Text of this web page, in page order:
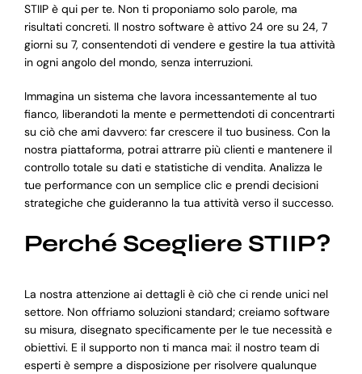
STIIP è qui per te. Non ti proponiamo solo parole, ma
risultati concreti. Il nostro software è attivo 24 ore su 24, 7
giorni su 7, consentendoti di vendere e gestire la tua attività
in ogni angolo del mondo, senza interruzioni.
Immagina un sistema che lavora incessantemente al tuo
fianco, liberandoti la mente e permettendoti di concentrarti
su ciò che ami davvero: far crescere il tuo business. Con la
nostra piattaforma, potrai attrarre più clienti e mantenere il
controllo totale su dati e statistiche di vendita. Analizza le
tue performance con un semplice clic e prendi decisioni
strategiche che guideranno la tua attività verso il successo.
Perché Scegliere STIIP?
La nostra attenzione ai dettagli è ciò che ci rende unici nel
settore. Non offriamo soluzioni standard; creiamo software
su misura, disegnato specificamente per le tue necessità e
obiettivi. E il supporto non ti manca mai: il nostro team di
esperti è sempre a disposizione per risolvere qualunque